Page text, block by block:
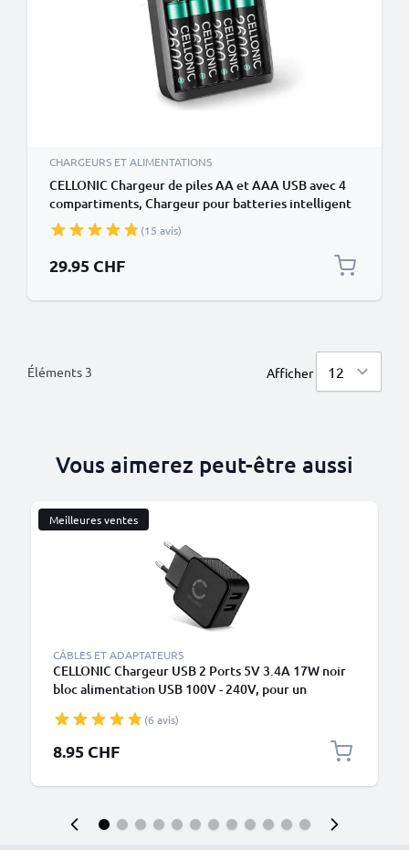
CHARGEURS ET ALIMENTATIONS
CELLONIC Chargeur de piles AA et AAA USB avec 4
compartiments, Chargeur pour batteries intelligent
+ 4x Batteries AA rechargeable 2600mAh
(15 avis)
29.95 CHF
Éléments 3 Afficher
Vous aimerez peut-être aussi
Meilleures ventes
CÂBLES ET ADAPTATEURS
CELLONIC Chargeur USB 2 Ports 5V 3.4A 17W noir
bloc alimentation USB 100V - 240V, pour un
téléphone portable, tablette, enceinte, iPhone,
Apple, Samsung
(6 avis)
8.95 CHF